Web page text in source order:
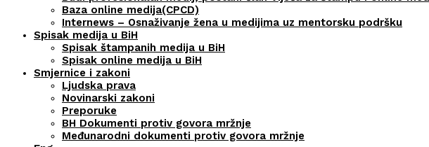
Baza online medija(CPCD)
Internews – Osnaživanje žena u medijima uz mentorsku podršku
Spisak medija u BiH
Spisak štampanih medija u BiH
Spisak online medija u BiH
Smjernice i zakoni
Ljudska prava
Novinarski zakoni
Preporuke
BH Dokumenti protiv govora mržnje
Međunarodni dokumenti protiv govora mržnje